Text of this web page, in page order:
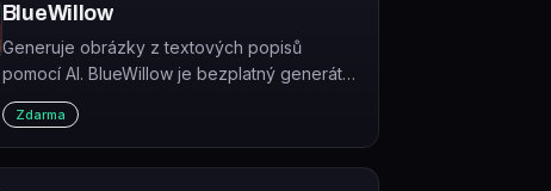
BlueWillow
Generuje obrázky z textových popisů
pomocí AI. BlueWillow je bezplatný generátor
AI grafiky vhodný pro loga, postavy, digitální
umění i fotorealistické snímky.
Zdarma